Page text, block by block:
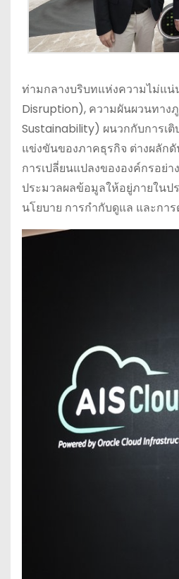
ท่ามกลางบริบทแห่งความไม่แ
Disruption), ความผันผวนทาง
Sustainability) ผนวกกับการเ
แข่งขันของภาคธุรกิจ ต่างผลัก
การเปลี่ยนแปลงขององค์กรอย่
ประมวลผลข้อมูลให้อยู่ภายในป
นโยบาย การกำกับดูแล และกา